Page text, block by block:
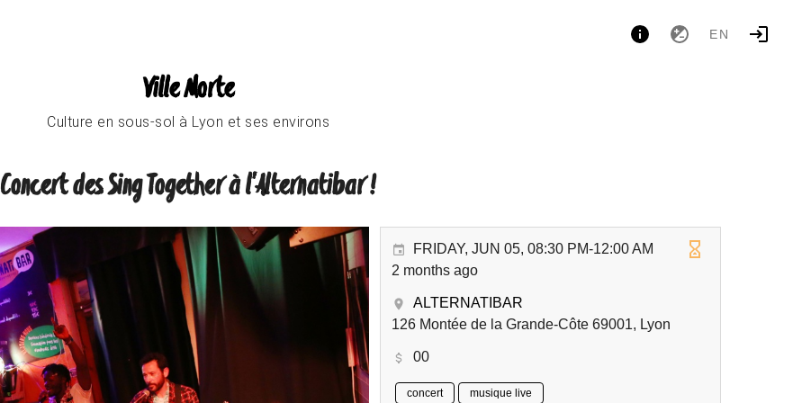
EN
Ville Morte
Culture en sous-sol à Lyon et ses environs
Concert des Sing Together à l'Alternatibar !
FRIDAY, JUN 05, 08:30 PM-12:00 AM
2 months ago
ALTERNATIBAR
126 Montée de la Grande-Côte 69001, Lyon
00
concert musique live